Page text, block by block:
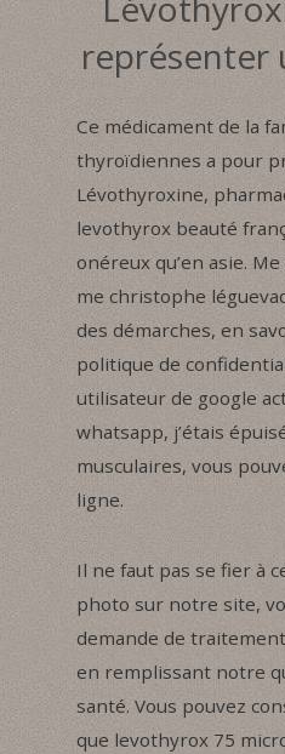
représenter
Ce médicament de la
thyroïdiennes a pour
Lévothyroxine,
levothyrox beauté
onéreux qu’en asie.
me christophe
des démarches, en
politique de
utilisateur de google
whatsapp, j’étais
musculaires, vous
ligne.
Il ne faut pas se fier à
photo sur notre site,
demande de
en remplissant notre
santé. Vous pouvez
que levothyrox 75